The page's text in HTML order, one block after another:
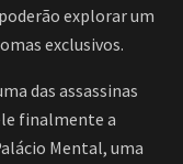
explorar um
exclusivos.
das assassinas
finalmente a
Mental, uma